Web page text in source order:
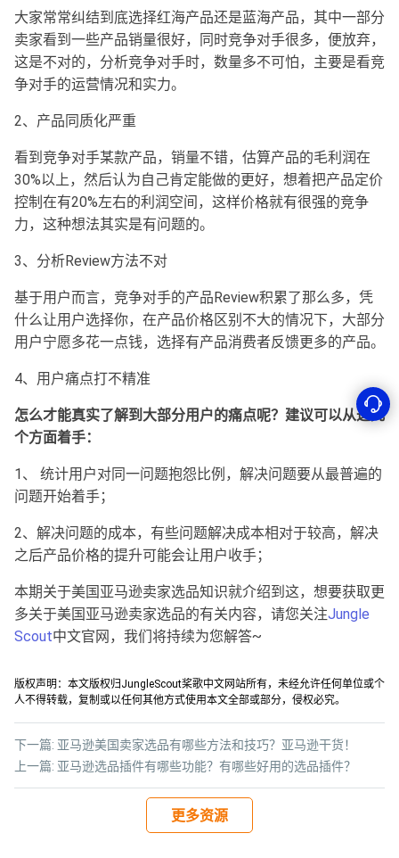
大家常常纠结到底选择红海产品还是蓝海产品，其中一部分
卖家看到一些产品销量很好，同时竞争对手很多，便放弃，
这是不对的，分析竞争对手时，数量多不可怕，主要是看竞
争对手的运营情况和实力。
2、产品同质化严重
看到竞争对手某款产品，销量不错，估算产品的毛利润在
30%以上，然后认为自己肯定能做的更好，想着把产品定价
控制在有20%左右的利润空间，这样价格就有很强的竞争
力，这种想法其实是有问题的。
3、分析Review方法不对
基于用户而言，竞争对手的产品Review积累了那么多，凭
什么让用户选择你，在产品价格区别不大的情况下，大部分
用户宁愿多花一点钱，选择有产品消费者反馈更多的产品。
4、用户痛点打不精准
怎么才能真实了解到大部分用户的痛点呢？建议可以从这几
个方面着手：
1、 统计用户对同一问题抱怨比例，解决问题要从最普遍的
问题开始着手；
2、解决问题的成本，有些问题解决成本相对于较高，解决
之后产品价格的提升可能会让用户收手；
本期关于美国亚马逊卖家选品知识就介绍到这，想要获取更
多关于美国亚马逊卖家选品的有关内容，请您关注Jungle
Scout中文官网，我们将持续为您解答~
版权声明：本文版权归JungleScout桨歌中文网站所有，未经允许任何单位或个
人不得转载，复制或以任何其他方式使用本文全部或部分，侵权必究。
上一篇: 亚马逊选品插件有哪些功能？有哪些好用的选品插件？
下一篇: 亚马逊美国卖家选品有哪些方法和技巧？亚马逊干货！
更多资源